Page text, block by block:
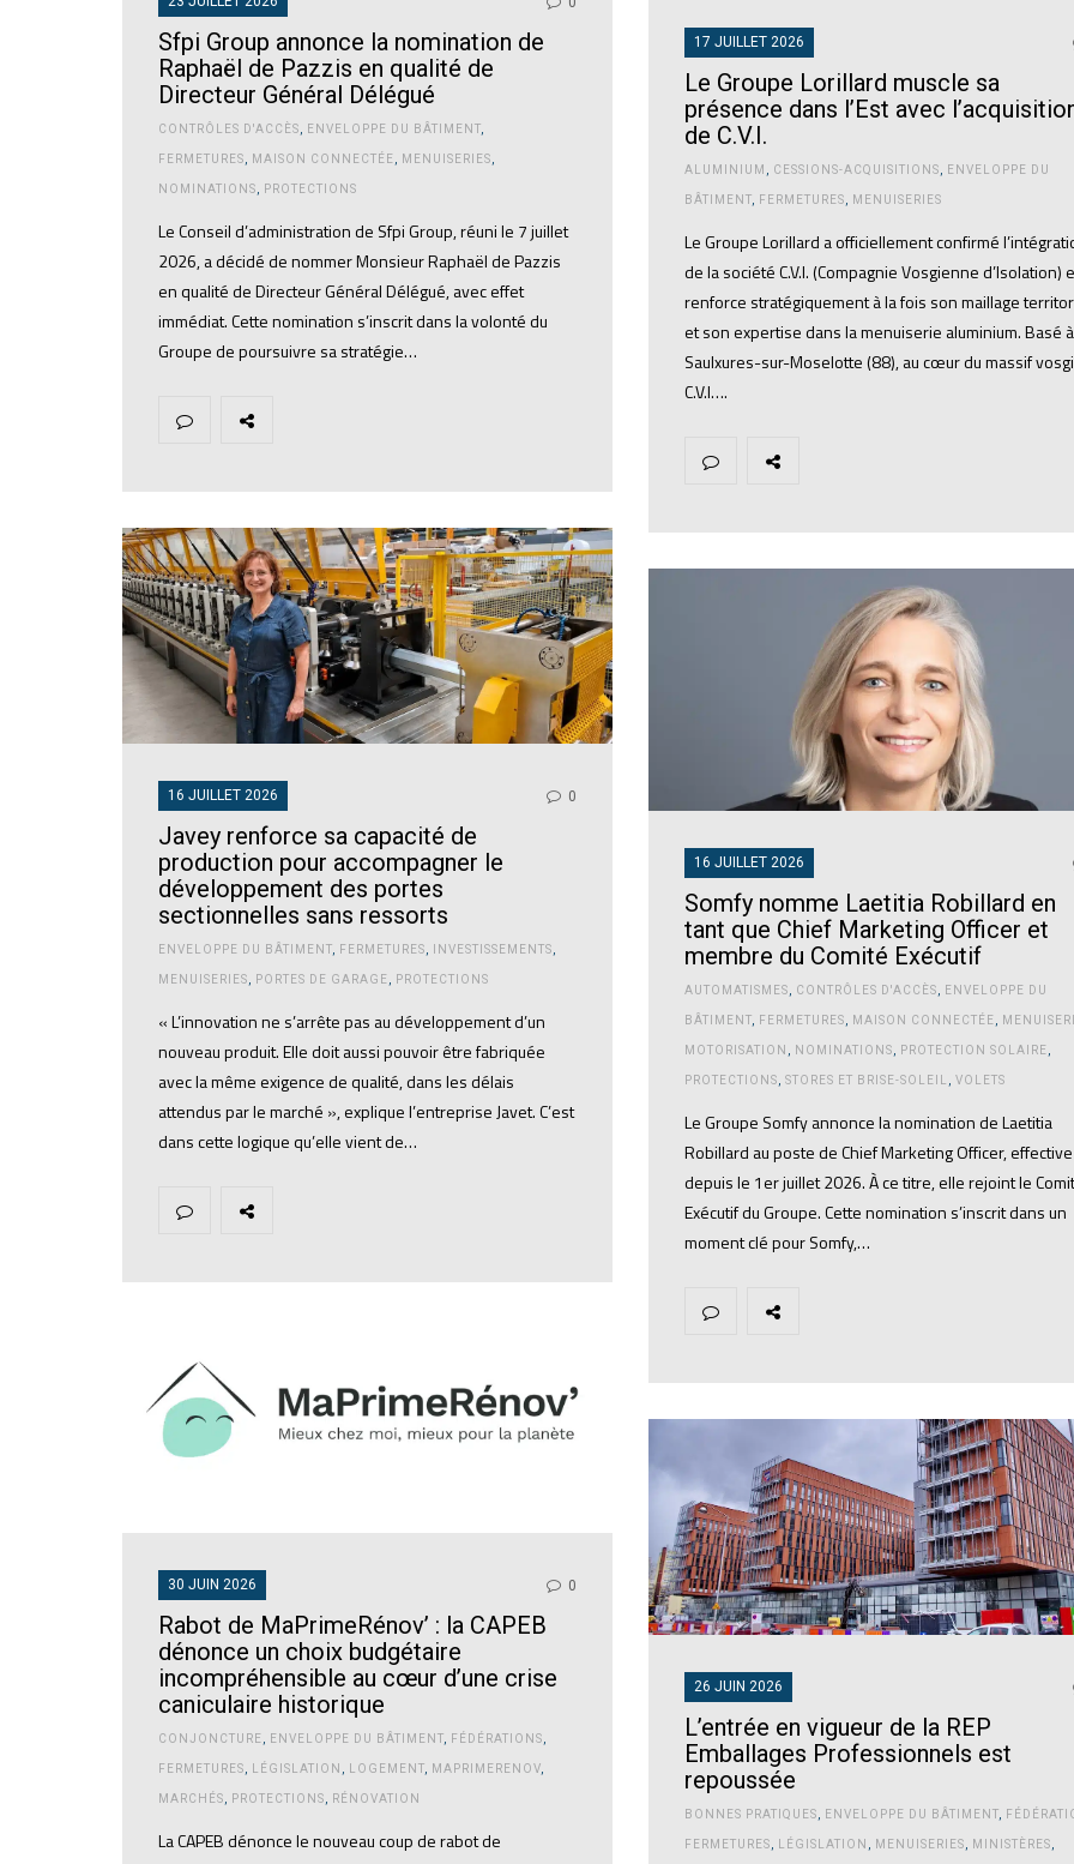
Sfpi Group annonce la nomination de
Raphaël de Pazzis en qualité de
Directeur Général Délégué
CONTRÔLES D'ACCÈS, ENVELOPPE DU BÂTIMENT,
FERMETURES, MAISON CONNECTÉE, MENUISERIES,
NOMINATIONS, PROTECTIONS
Le Conseil d’administration de Sfpi Group, réuni le 7 juillet
2026, a décidé de nommer Monsieur Raphaël de Pazzis
en qualité de Directeur Général Délégué, avec effet
immédiat. Cette nomination s’inscrit dans la volonté du
Groupe de poursuivre sa stratégie…
17 JUILLET 2026
Le Groupe Lorillard muscle sa
présence dans l’Est avec
de C.V.I.
ALUMINIUM CESSIONS-ACQUISITIONS ENVELOPPE DU
BÂTIMENT, FERMETURES MENUISERIES
Le Groupe Lorillard a officiellement confirmé
de la société C.V.I. (Compagnie Vosgienne d’Isolation)
renforce stratégiquement à la fois son maillage
et son expertise dans la menuiserie aluminium. Basé à
Saulxures-sur-Moselotte (88), au cœur du massif
C.V.I….
16 JUILLET 2026 0
Javey renforce sa capacité de
production pour accompagner le
développement des portes
sectionnelles sans ressorts
ENVELOPPE DU BÂTIMENT FERMETURES INVESTISSEMENTS
MENUISERIES PORTES DE GARAGE PROTECTIONS
« L’innovation ne s’arrête pas au développement d’un
nouveau produit. Elle doit aussi pouvoir être fabriquée
avec la même exigence de qualité, dans les délais
attendus par le marché », explique l’entreprise Javet. C’est
dans cette logique qu’elle vient de…
16 JUILLET 2026
Somfy nomme Laetitia Robillard en
tant que Chief Marketing Officer et
membre du Comité Exécutif
AUTOMATISMES CONTRÔLES D'ACCÈS ENVELOPPE DU
BÂTIMENT, FERMETURES MAISON CONNECTÉE
MOTORISATION NOMINATIONS PROTECTION SOLAIRE
PROTECTIONS STORES ET BRISE-SOLEIL VOLETS
Le Groupe Somfy annonce la nomination de Laetitia
Robillard au poste de Chief Marketing Officer, effective
depuis le 1er juillet 2026. À ce titre, elle rejoint le
Exécutif du Groupe. Cette nomination s’inscrit dans un
moment clé pour Somfy,…
30 JUIN 2026 0
Rabot de MaPrimeRénov’ : la CAPEB
dénonce un choix budgétaire
incompréhensible au cœur d’une crise
caniculaire historique
CONJONCTURE ENVELOPPE DU BÂTIMENT FÉDÉRATIONS
FERMETURES LÉGISLATION LOGEMENT MAPRIMERENOV
MARCHÉS PROTECTIONS RÉNOVATION
La CAPEB dénonce le nouveau coup de rabot de
26 JUIN 2026
L’entrée en vigueur de la REP
Emballages Professionnels est
repoussée
BONNES PRATIQUES ENVELOPPE DU BÂTIMENT,
FERMETURES LÉGISLATION MENUISERIES MINISTÈRES